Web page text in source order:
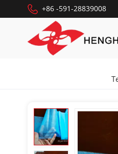
+86 -591-28839008